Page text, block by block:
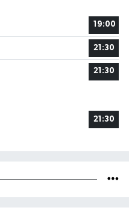
19:00
21:30
21:30
21:30